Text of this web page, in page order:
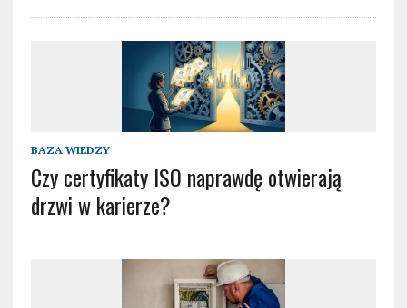
BAZA WIEDZY
Czy certyfikaty ISO naprawdę otwierają
drzwi w karierze?